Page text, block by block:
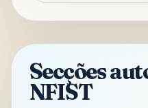
Secções
NFIST